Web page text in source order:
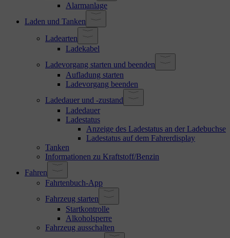
Alarmanlage
Laden und Tanken
Ladearten
Ladekabel
Ladevorgang starten und beenden
Aufladung starten
Ladevorgang beenden
Ladedauer und -zustand
Ladedauer
Ladestatus
Anzeige des Ladestatus an der Ladebuchse
Ladestatus auf dem Fahrerdisplay
Tanken
Informationen zu Kraftstoff/Benzin
Fahren
Fahrtenbuch-App
Fahrzeug starten
Startkontrolle
Alkoholsperre
Fahrzeug ausschalten